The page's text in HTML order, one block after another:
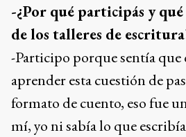
-¿Por qué participás y
de los talleres de
-Participo porque sentía
aprender esta cuestión de
formato de cuento, eso fue
mí, yo ni sabía lo que